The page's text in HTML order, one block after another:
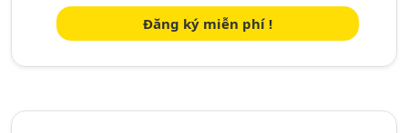
Đăng ký miễn phí !